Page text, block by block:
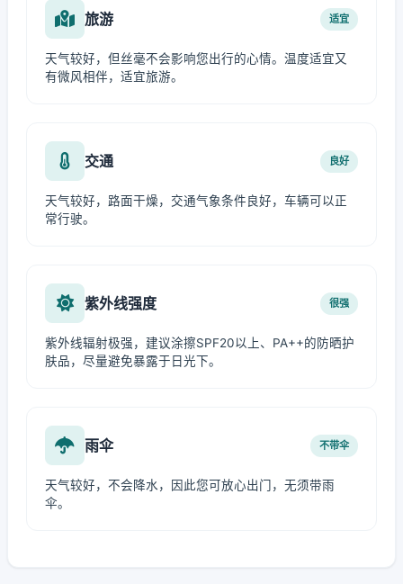
旅游 适宜
天气较好，但丝毫不会影响您出行的心情。温度适宜又
有微风相伴，适宜旅游。
交通 良好
天气较好，路面干燥，交通气象条件良好，车辆可以正
常行驶。
紫外线强度 很强
紫外线辐射极强，建议涂擦SPF20以上、PA++的防晒护
肤品，尽量避免暴露于日光下。
雨伞 不带伞
天气较好，不会降水，因此您可放心出门，无须带雨
伞。